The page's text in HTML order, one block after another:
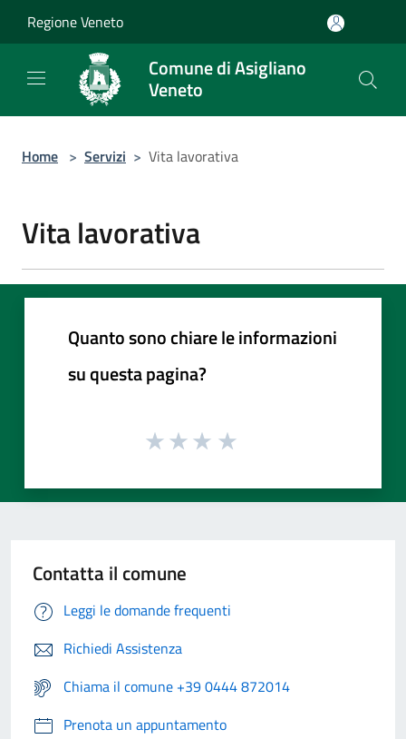
Regione Veneto
Comune di Asigliano
Veneto
Home > Servizi > Vita lavorativa
Vita lavorativa
Quanto sono chiare le informazioni
su questa pagina?
Contatta il comune
Leggi le domande frequenti
Richiedi Assistenza
Chiama il comune +39 0444 872014
Prenota un appuntamento